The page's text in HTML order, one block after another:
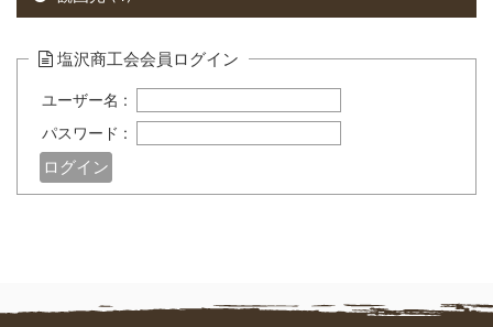
塩沢商工会会員ログイン
ユーザー名 :
パスワード :